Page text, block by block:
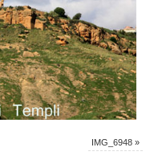
IMG_6948 »